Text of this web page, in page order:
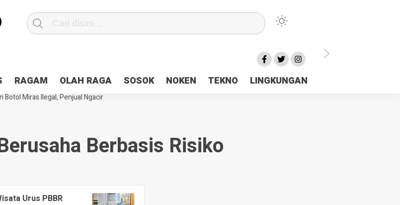
RAGAM OLAH RAGA SOSOK NOKEN TEKNO LINGKUNGAN
Kota Jayapura
Pesan Sejuk Polri di Deklarasi Pemilu Ceria Tanah Papua
Hibah Pilkada Jayapura Cair 10 Persen, Deposit Kas Daerah Rp23 Miliar Disorot
Botol Miras Ilegal, Penjual Ngacir
Berbasis Risiko
Urus PBBR